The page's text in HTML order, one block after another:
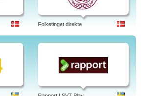
Folketinget direkte